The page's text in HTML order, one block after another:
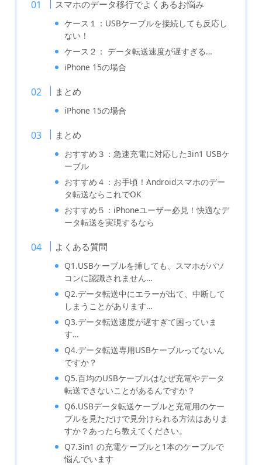
スマホのデータ移行でよくあるお悩み
ケース１：USBケーブルを接続しても反応し
ない！
ケース２： データ転送速度が遅すぎる…
iPhone 15の場合
まとめ
iPhone 15の場合
まとめ
おすすめ３：急速充電に対応した3in1 USBケ
ーブル
おすすめ４：お手頃！Androidスマホのデー
タ転送ならこれでOK
おすすめ５：iPhoneユーザー必見！快適なデ
ータ転送を実現するなら
よくある質問
Q1.USBケーブルを挿しても、スマホがパソ
コンに認識されません…
Q2.データ転送中にエラーが出て、中断して
しまうことがあります…
Q3.データ転送速度が遅すぎて困っていま
す…
Q4.データ転送専用USBケーブルってないん
ですか？
Q5.百均のUSBケーブルはなぜ充電やデータ
転送できないことがあるんですか？
Q6.USBデータ転送ケーブルと充電用のケー
ブルを見ただけで見分けられる方法はありま
すか？あったら教えてください。
Q7.3in1 の充電ケーブルと1本のケーブルで
悩んでいます